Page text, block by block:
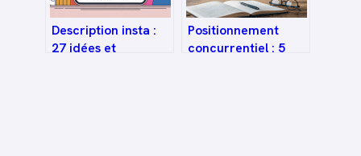
Description insta :
27 idées et
Positionnement
concurrentiel : 5